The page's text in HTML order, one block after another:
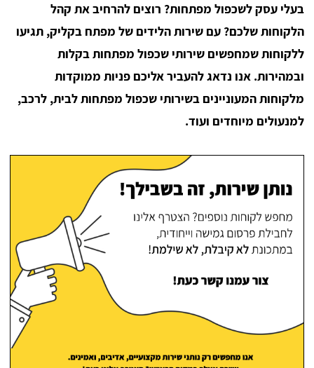
בעלי עסק לשכפול מפתחות? רוצים להרחיב את קהל
הלקוחות שלכם? עם שירות הלידים של מפתח בקליק, תגיעו
ללקוחות שמחפשים שירותי שכפול מפתחות בקלות
ובמהירות. אנו נדאג להעביר אליכם פניות ממוקדות
מלקוחות המעוניינים בשירותי שכפול מפתחות לבית, לרכב,
למנעולים מיוחדים ועוד.